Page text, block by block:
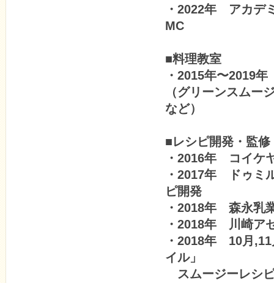
・2022年 アカデ
MC
■料理教室
・2015年〜2019
（グリーンスムー
など）
■レシピ開発・監修
・2016年 コイケ
・2017年 ドゥミ
ピ開発
・2018年 森永乳
・2018年 川崎ア
・2018年 10月
イル」
スムージーレシ